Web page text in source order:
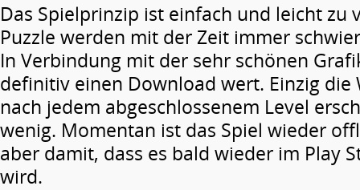
Das Spielprinzip ist einfach und leicht zu
Puzzle werden mit der Zeit immer
In Verbindung mit der sehr schönen
definitiv einen Download wert. Einzig die
nach jedem abgeschlossenem Level
wenig. Momentan ist das Spiel wieder
aber damit, dass es bald wieder im Play
wird.